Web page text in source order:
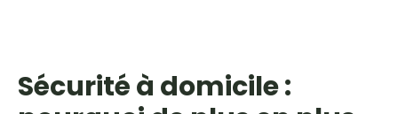
Sécurité à domicile :